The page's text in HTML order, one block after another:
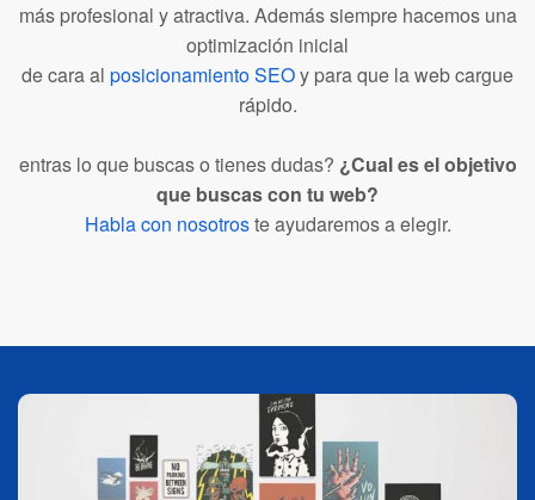
más profesional y atractiva. Además siempre hacemos una
optimización inicial
de cara al posicionamiento SEOy para que la web cargue
rápido.
entras lo que buscas o tienes dudas? ¿Cual es el objetivo
que buscas con tu web?
Habla con nosotroste ayudaremos a elegir.